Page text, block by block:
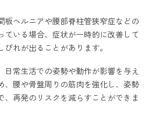
板ヘルニアや腰部脊柱管狭窄症などの
ている場合、症状が一時的に改善して
びれが出ることがあります。
日常生活での姿勢や動作が影響を与え
、腰や骨盤周りの筋肉を強化し、姿勢
、再発のリスクを減らすことができま